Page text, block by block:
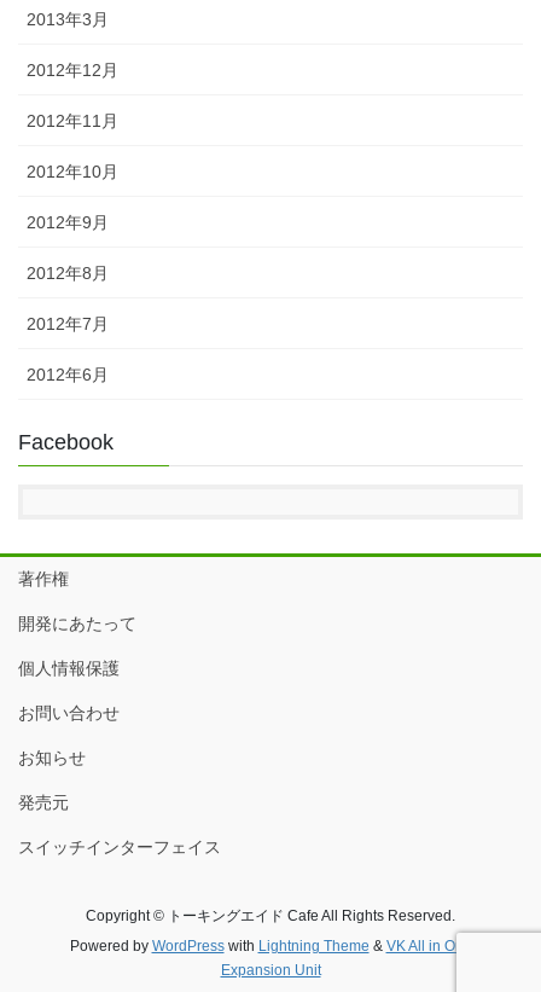
2013年3月
2012年12月
2012年11月
2012年10月
2012年9月
2012年8月
2012年7月
2012年6月
Facebook
著作権
開発にあたって
個人情報保護
お問い合わせ
お知らせ
発売元
スイッチインターフェイス
Copyright © トーキングエイド Cafe All Rights Reserved.
Powered by WordPresswith Lightning Theme & VK All in One
Expansion Unit